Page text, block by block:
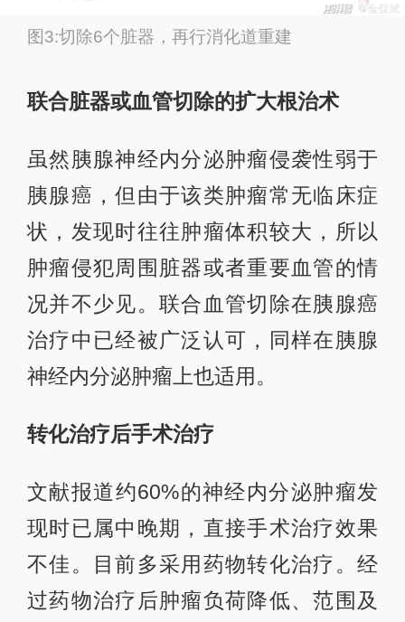
图3:切除6个脏器，再行消化道重建
联合脏器或血管切除的扩大根治术
虽然胰腺神经内分泌肿瘤侵袭性弱于
胰腺癌，但由于该类肿瘤常无临床症
状，发现时往往肿瘤体积较大，所以
肿瘤侵犯周围脏器或者重要血管的情
况并不少见。联合血管切除在胰腺癌
治疗中已经被广泛认可，同样在胰腺
神经内分泌肿瘤上也适用。
转化治疗后手术治疗
文献报道约60%的神经内分泌肿瘤发
现时已属中晚期，直接手术治疗效果
不佳。目前多采用药物转化治疗。经
过药物治疗后肿瘤负荷降低、范围及